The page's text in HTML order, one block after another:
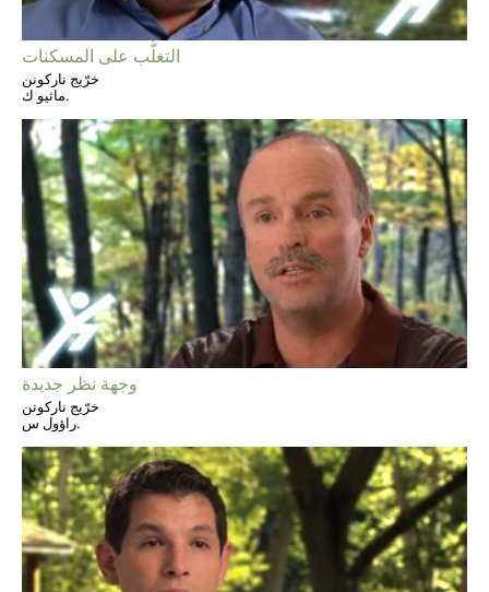
التغلُّب على المسكنات
خرّيج ناركونن
ماثيو ك.
وجهة نظر جديدة
خرّيج ناركونن
راؤول س.